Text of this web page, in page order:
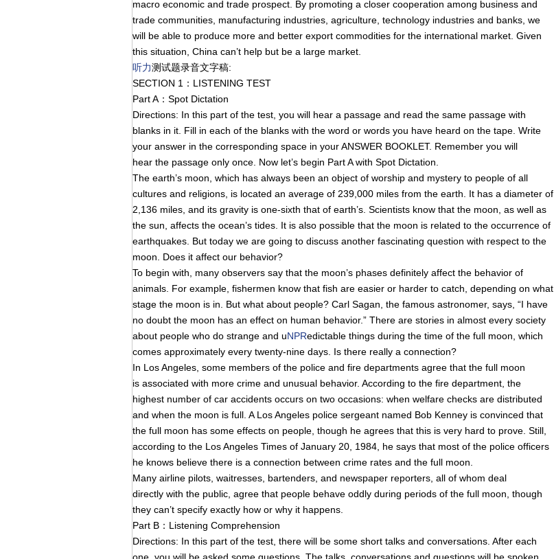
macro economic and trade prospect. By promoting a closer cooperation among business and
trade communities, manufacturing industries, agriculture, technology industries and banks, we
will be able to produce more and better export commodities for the international market. Given
this situation, China can’t help but be a large market.
听力测试题录音文字稿:
SECTION 1：LISTENING TEST
Part A：Spot Dictation
Directions: In this part of the test, you will hear a passage and read the same passage with
blanks in it. Fill in each of the blanks with the word or words you have heard on the tape. Write
your answer in the corresponding space in your ANSWER BOOKLET. Remember you will
hear the passage only once. Now let’s begin Part A with Spot Dictation.
The earth’s moon, which has always been an object of worship and mystery to people of all
cultures and religions, is located an average of 239,000 miles from the earth. It has a diameter of
2,136 miles, and its gravity is one-sixth that of earth’s. Scientists know that the moon, as well as
the sun, affects the ocean’s tides. It is also possible that the moon is related to the occurrence of
earthquakes. But today we are going to discuss another fascinating question with respect to the
moon. Does it affect our behavior?
To begin with, many observers say that the moon’s phases definitely affect the behavior of
animals. For example, fishermen know that fish are easier or harder to catch, depending on what
stage the moon is in. But what about people? Carl Sagan, the famous astronomer, says, “I have
no doubt the moon has an effect on human behavior.” There are stories in almost every society
about people who do strange and uNPRedictable things during the time of the full moon, which
comes approximately every twenty-nine days. Is there really a connection?
In Los Angeles, some members of the police and fire departments agree that the full moon
is associated with more crime and unusual behavior. According to the fire department, the
highest number of car accidents occurs on two occasions: when welfare checks are distributed
and when the moon is full. A Los Angeles police sergeant named Bob Kenney is convinced that
the full moon has some effects on people, though he agrees that this is very hard to prove. Still,
according to the Los Angeles Times of January 20, 1984, he says that most of the police officers
he knows believe there is a connection between crime rates and the full moon.
Many airline pilots, waitresses, bartenders, and newspaper reporters, all of whom deal
directly with the public, agree that people behave oddly during periods of the full moon, though
they can’t specify exactly how or why it happens.
Part B：Listening Comprehension
Directions: In this part of the test, there will be some short talks and conversations. After each